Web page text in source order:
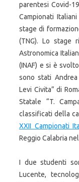
parentesi Covid-
Campionati
stage di
(TNG). Lo stage
Astronomica
(INAF) e si è
sono stati Andrea
Levi Civita” di
Statale “T.
classificati della
XXII Campionati
Reggio Calabria
I due studenti
Lucente,